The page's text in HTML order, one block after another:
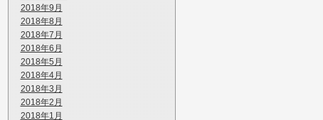
2018年9月
2018年8月
2018年7月
2018年6月
2018年5月
2018年4月
2018年3月
2018年2月
2018年1月